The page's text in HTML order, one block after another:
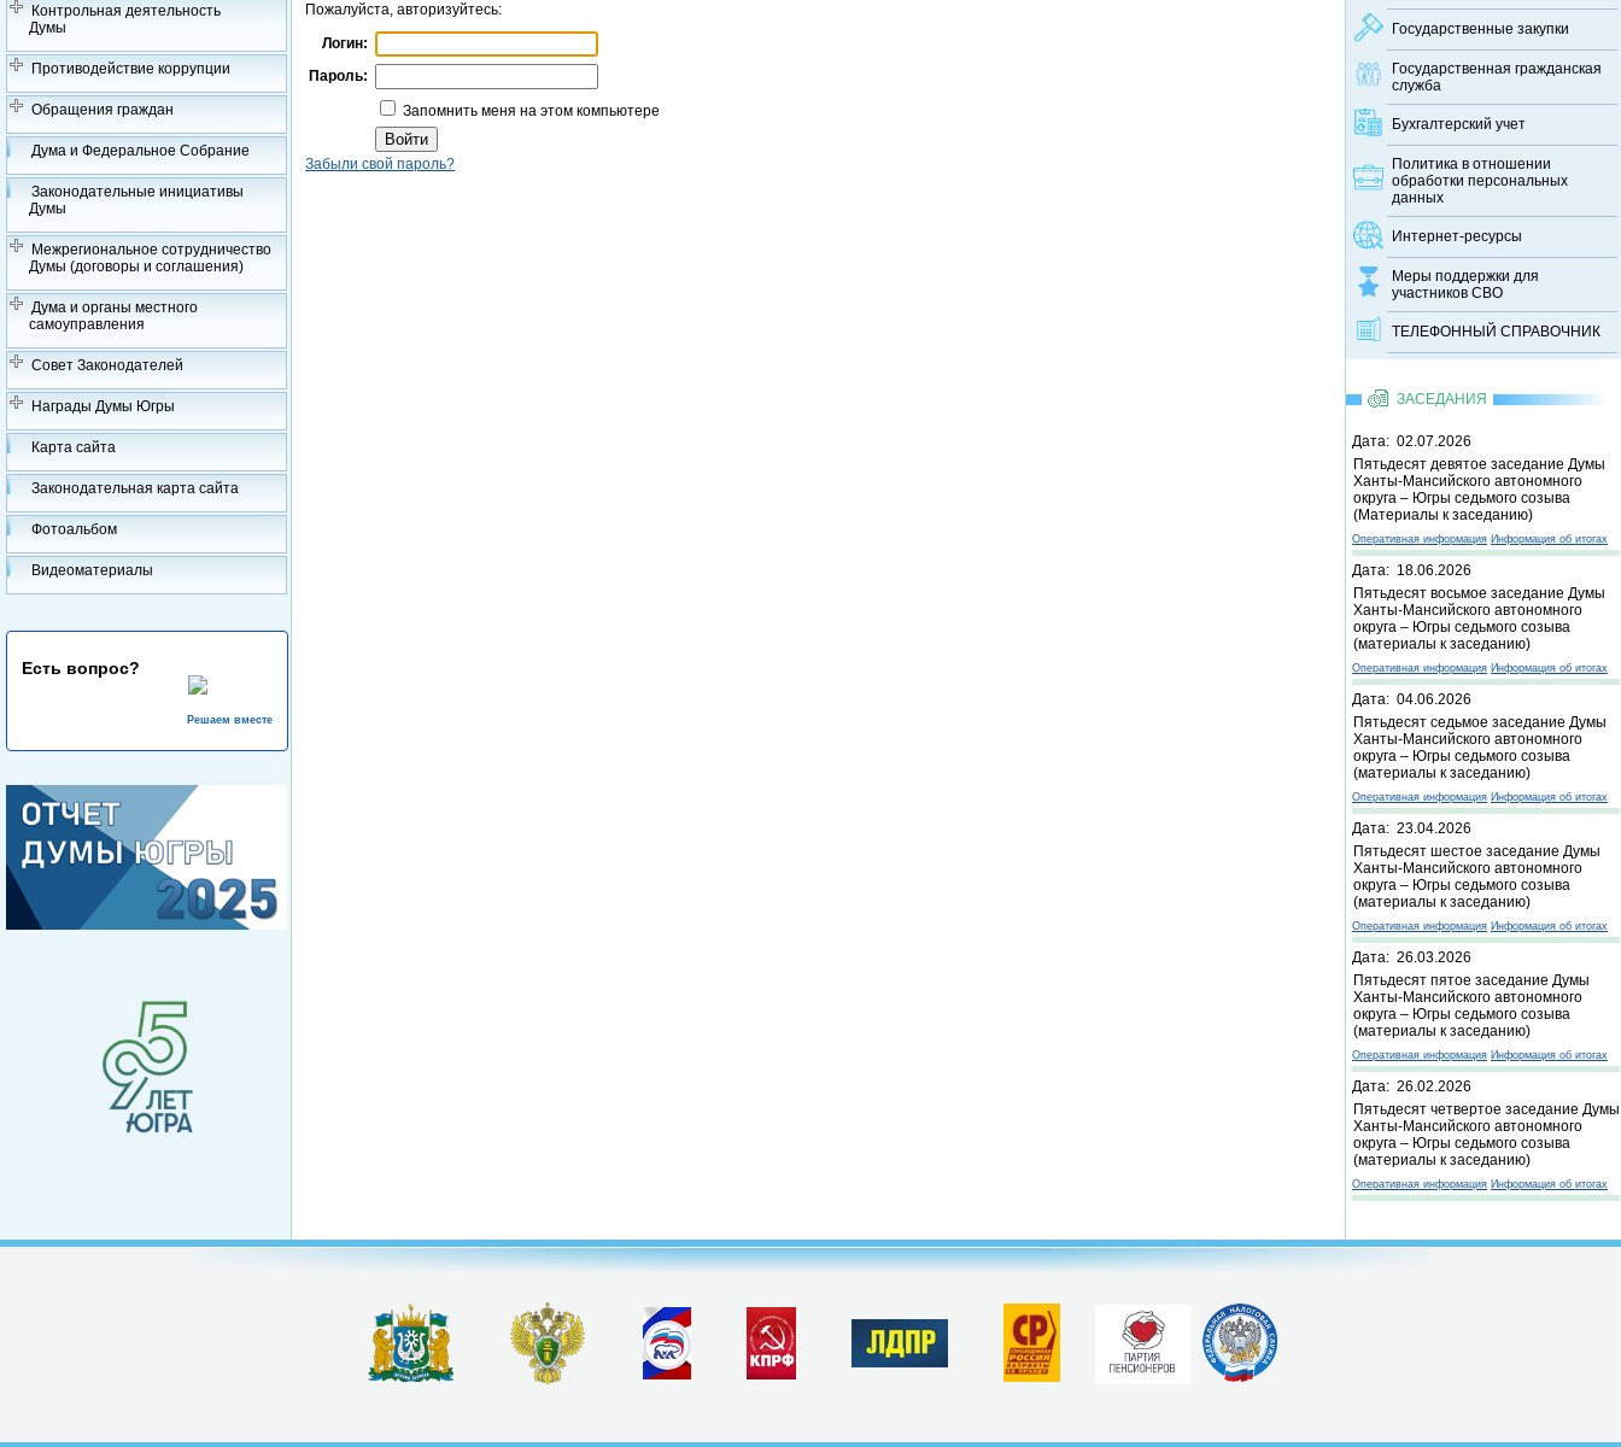
Контрольная деятельность
Думы
Противодействие коррупции
Обращения граждан
Дума и Федеральное Собрание
Законодательные инициативы
Думы
Межрегиональное сотрудничество
Думы (договоры и соглашения)
Дума и органы местного
самоуправления
Совет Законодателей
Награды Думы Югры
Карта сайта
Законодательная карта сайта
Фотоальбом
Видеоматериалы
Есть вопрос?
Решаем вместе
Государственные закупки
Государственная гражданская
служба
Бухгалтерский учет
Политика в отношении
обработки персональных
данных
Интернет-ресурсы
Меры поддержки для
участников СВО
ТЕЛЕФОННЫЙ CПРАВОЧНИК
ЗАСЕДАНИЯ
Дата: 02.07.2026
Пятьдесят девятое заседание Думы
Ханты-Мансийского автономного
округа – Югры седьмого созыва
(Материалы к заседанию)
Оперативная информация Информация об итогах
Дата: 18.06.2026
Пятьдесят восьмое заседание Думы
Ханты-Мансийского автономного
округа – Югры седьмого созыва
(материалы к заседанию)
Оперативная информация Информация об итогах
Дата: 04.06.2026
Пятьдесят седьмое заседание Думы
Ханты-Мансийского автономного
округа – Югры седьмого созыва
(материалы к заседанию)
Оперативная информация Информация об итогах
Дата: 23.04.2026
Пятьдесят шестое заседание Думы
Ханты-Мансийского автономного
округа – Югры седьмого созыва
(материалы к заседанию)
Оперативная информация Информация об итогах
Дата: 26.03.2026
Пятьдесят пятое заседание Думы
Ханты-Мансийского автономного
округа – Югры седьмого созыва
(материалы к заседанию)
Оперативная информация Информация об итогах
Дата: 26.02.2026
Пятьдесят четвертое заседание Думы
Ханты-Мансийского автономного
округа – Югры седьмого созыва
(материалы к заседанию)
Оперативная информация Информация об итогах
Пожалуйста, авторизуйтесь:
Логин:
Пароль:
Запомнить меня на этом компьютере
Забыли свой пароль?